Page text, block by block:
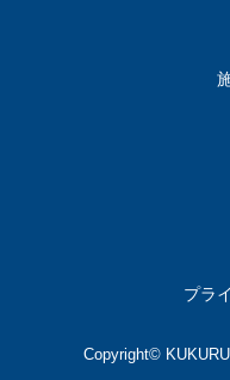
プラ
Copyright©